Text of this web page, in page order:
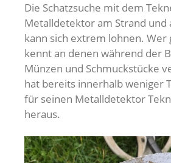
Die Schatzsuche mit dem
Metalldetektor am Strand und
kann sich extrem lohnen. Wer
kennt an denen während der
Münzen und Schmuckstücke
hat bereits innerhalb weniger
für seinen Metalldetektor
heraus.